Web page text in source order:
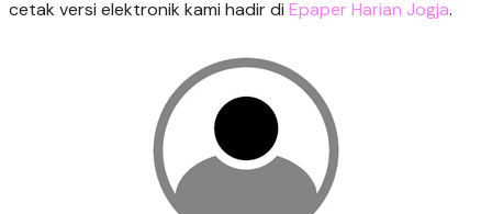
cetak versi elektronik kami hadir di Epaper Harian Jogja.